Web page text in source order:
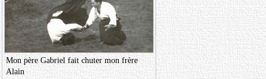
Mon père Gabriel fait chuter mon frère
Alain